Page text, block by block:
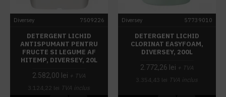
Diversey 7509226
DETERGENT LICHID
ANTISPUMANT PENTRU
FRUCTE SI LEGUME AF
HITEMP, DIVERSEY, 20L
2.582,00 lei + TVA
3.124,22 lei TVA inclus
Diversey 57739010
DETERGENT LICHID
CLORINAT EASYFOAM,
DIVERSEY, 200L
2.772,26 lei + TVA
3.354,43 lei TVA inclus